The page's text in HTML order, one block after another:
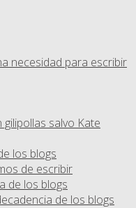
necesidad para escribir
salvo Kate
los blogs
de escribir
de los blogs
de los blogs